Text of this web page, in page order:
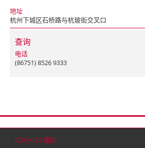
COOKIES 通知
地址
杭州下城区石桥路与杭玻街交叉口
查询
电话
(86751) 8526 9333
© 2026 嘉里建设有限公司 (于百慕达注册成立之有限公司)